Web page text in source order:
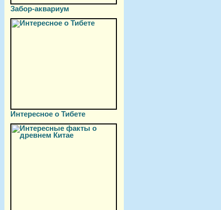
Забор-аквариум
Интересное о Тибете